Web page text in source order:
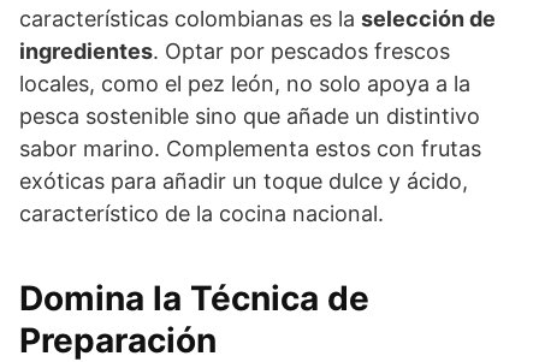
características colombianas es la selección de
ingredientes. Optar por pescados frescos
locales, como el pez león, no solo apoya a la
pesca sostenible sino que añade un distintivo
sabor marino. Complementa estos con frutas
exóticas para añadir un toque dulce y ácido,
característico de la cocina nacional.
Domina la Técnica de
Preparación